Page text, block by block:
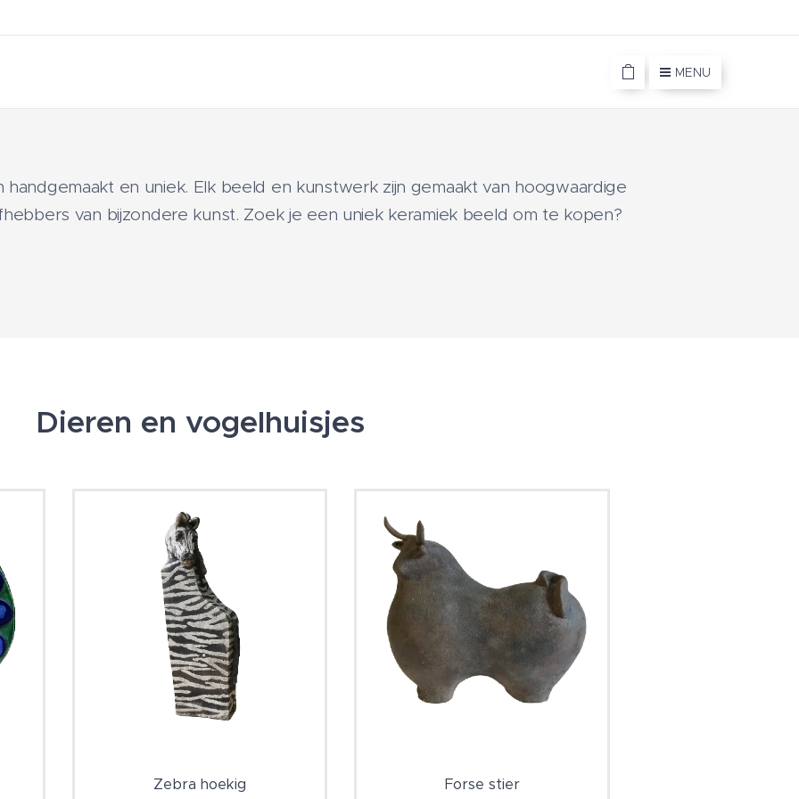
MENU
en uniek. Elk beeld en kunstwerk zijn gemaakt van hoogwaardige
van bijzondere kunst. Zoek je een uniek keramiek beeld om te kopen?
Dieren en vogelhuisjes
Zebra hoekig Forse stier